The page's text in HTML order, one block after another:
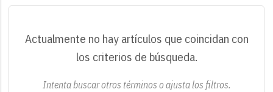
Actualmente no hay artículos que coincidan con
los criterios de búsqueda.
Intenta buscar otros términos o ajusta los filtros.